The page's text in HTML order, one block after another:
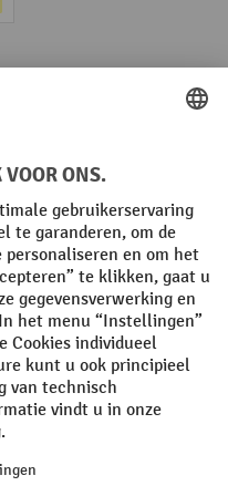
| Wero
Copyright
and possible delivery charges,
strekt. De korting is niet van
mogelijk. | ² De korting